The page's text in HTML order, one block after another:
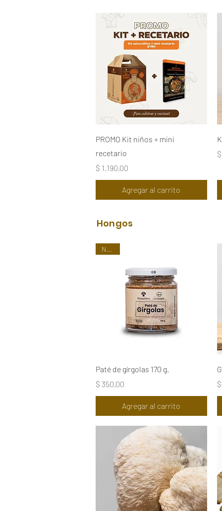
Vista rápida
PROMO Kit niños + mini
recetario
Precio
$ 1.190,00
Agregar al carrito
Hongos
Vista rápida
Nuevo
Paté de gírgolas 170 g.
Precio
$ 350,00
Agregar al carrito